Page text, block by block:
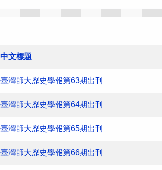
中文標題
臺灣師大歷史學報第63期出刊
臺灣師大歷史學報第64期出刊
臺灣師大歷史學報第65期出刊
臺灣師大歷史學報第66期出刊